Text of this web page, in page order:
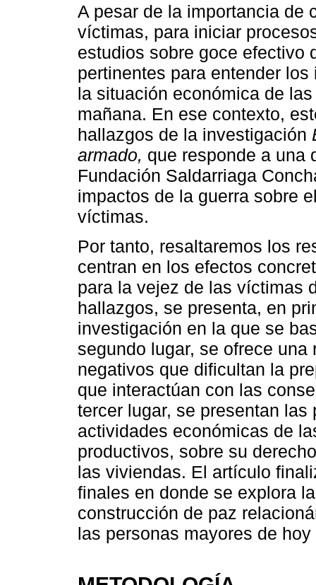
A pesar de la importancia de
víctimas, para iniciar
estudios sobre goce efectivo
pertinentes para entender
la situación económica de
mañana. En ese contexto,
hallazgos de la investigación
armado, que responde a una
Fundación Saldarriaga
impactos de la guerra sobre
víctimas.
Por tanto, resaltaremos los
centran en los efectos
para la vejez de las víctimas
hallazgos, se presenta, en
investigación en la que se
segundo lugar, se ofrece
negativos que dificultan la
que interactúan con las
tercer lugar, se presentan
actividades económicas de
productivos, sobre su
las viviendas. El artículo
finales en donde se explora
construcción de paz
las personas mayores de